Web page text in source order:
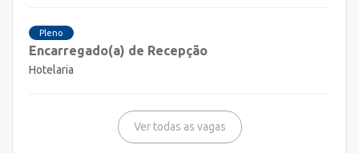
Pleno
Encarregado(a) de Recepção
Hotelaria
Ver todas as vagas